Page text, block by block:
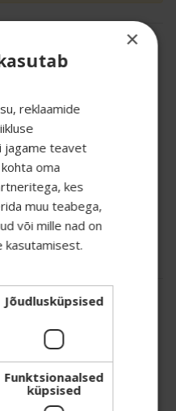
kuivatamiseks ja
×
reklaamide
jagame teavet
oma
kes
muu teabega,
või mille nad on
kasutamisest.
Jõudlusküpsised
Funktsionaalsed
küpsised
TAHAD
kõige
parimaid
kohta.
jõuab Sinu